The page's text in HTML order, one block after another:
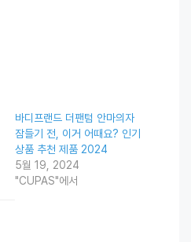
바디프랜드 더팬텀 안마의자
잠들기 전, 이거 어때요? 인기
상품 추천 제품 2024
5월 19, 2024
"CUPAS"에서